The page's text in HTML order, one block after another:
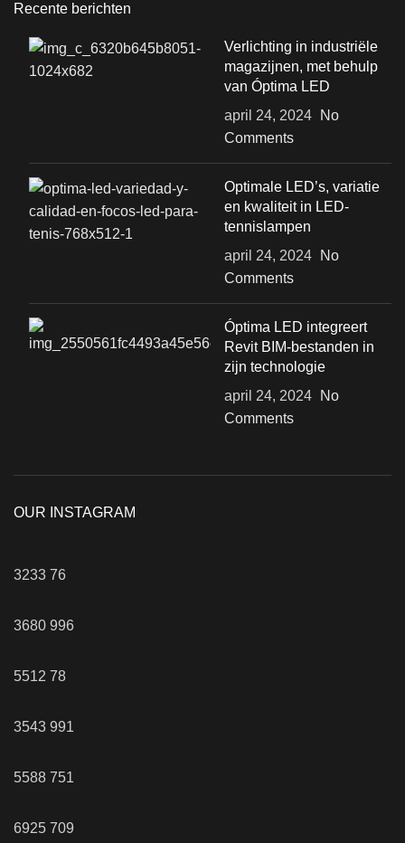
Recente berichten
Verlichting in industriële
magazijnen, met behulp
van Óptima LED
april 24, 2024
No
Comments
Optimale LED’s, variatie
en kwaliteit in LED-
tennislampen
april 24, 2024
No
Comments
Óptima LED integreert
Revit BIM-bestanden in
zijn technologie
april 24, 2024
No
Comments
OUR INSTAGRAM
3233 76
3680 996
5512 78
3543 991
5588 751
6925 709